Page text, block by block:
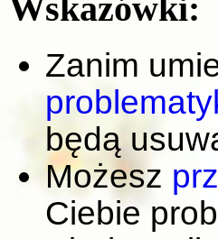
Wskazówki:
Zanim
będą
Możesz
Ciebie